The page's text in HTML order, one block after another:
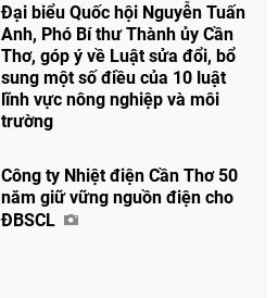
Đại biểu Quốc hội Nguyễn Tuấn
Anh, Phó Bí thư Thành ủy Cần
Thơ, góp ý về Luật sửa đổi, bổ
sung một số điều của 10 luật
lĩnh vực nông nghiệp và môi
trường
Công ty Nhiệt điện Cần Thơ 50
năm giữ vững nguồn điện cho
ĐBSCL